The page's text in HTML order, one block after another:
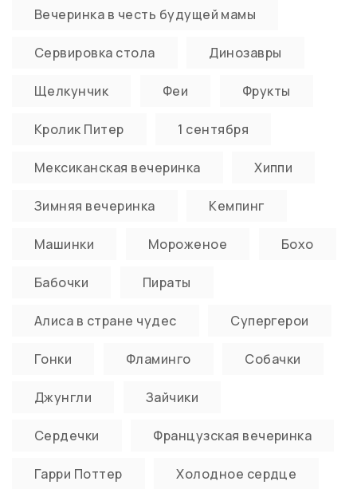
Вечеринка в честь будущей мамы
Сервировка стола Динозавры
Щелкунчик Феи Фрукты
Кролик Питер 1 сентября
Мексиканская вечеринка Хиппи
Зимняя вечеринка Кемпинг
Машинки Мороженое Бохо
Бабочки Пираты
Алиса в стране чудес Супергерои
Гонки Фламинго Собачки
Джунгли Зайчики
Сердечки Французская вечеринка
Гарри Поттер Холодное сердце